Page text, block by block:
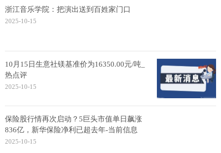
浙江音乐学院：把演出送到百姓家门口
2025-10-15
10月15日生意社镁基准价为16350.00元/吨_
热点评
2025-10-15
保险股行情再次启动？5巨头市值单日飙涨
836亿，新华保险净利已超去年-当前信息
2025-10-15